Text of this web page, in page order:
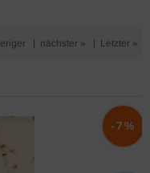
nächster » Letzter »
-7%